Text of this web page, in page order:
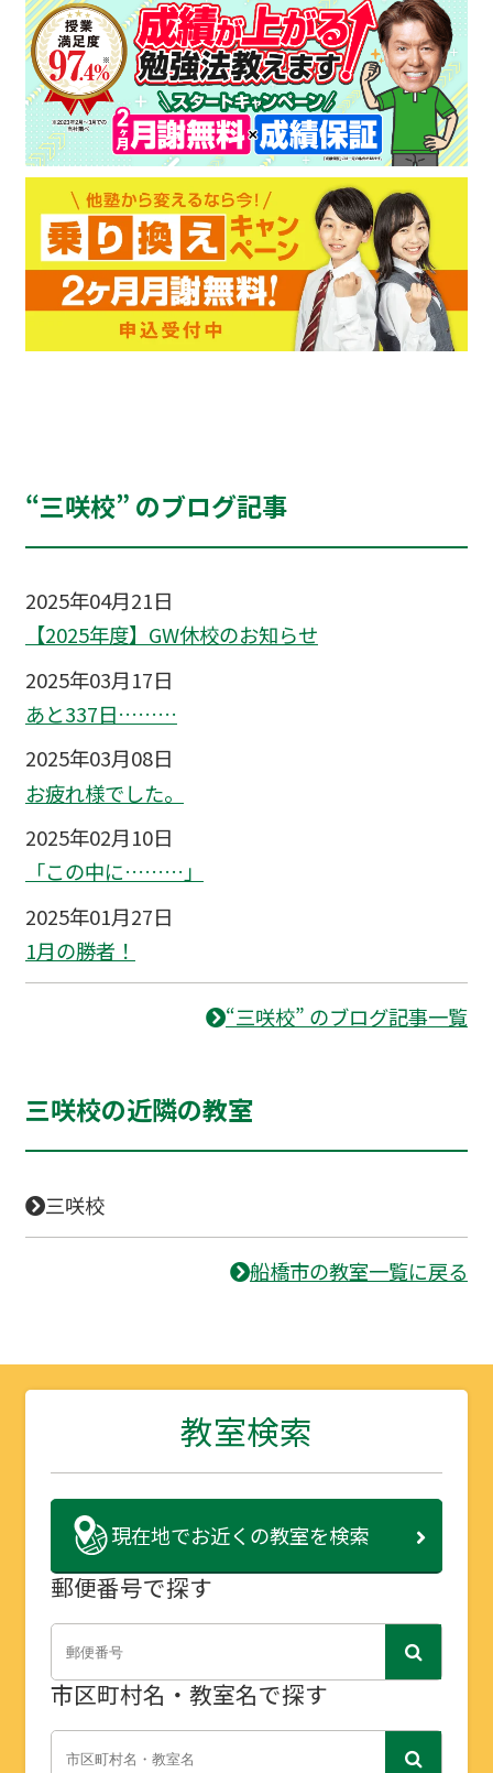
“三咲校” のブログ記事
2025年04月21日
【2025年度】GW休校のお知らせ
2025年03月17日
あと337日………
2025年03月08日
お疲れ様でした。
2025年02月10日
「この中に………」
2025年01月27日
1月の勝者！
“三咲校” のブログ記事一覧
三咲校の近隣の教室
三咲校
船橋市の教室一覧に戻る
教室検索
現在地でお近くの教室を検索
郵便番号で探す
市区町村名・教室名で探す